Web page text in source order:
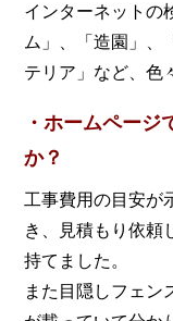
インターネットの
ム」、「造園」、
テリア」など、色
・ホームページ
か？
工事費用の目安が
き、見積もり依頼
持てました。
また目隠しフェン